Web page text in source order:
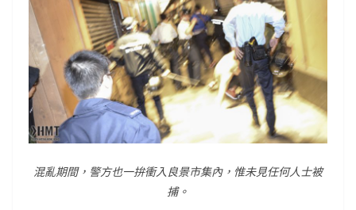
混亂期間，警方也一拚衝入良景市集內，惟未見任何人士被
捕。